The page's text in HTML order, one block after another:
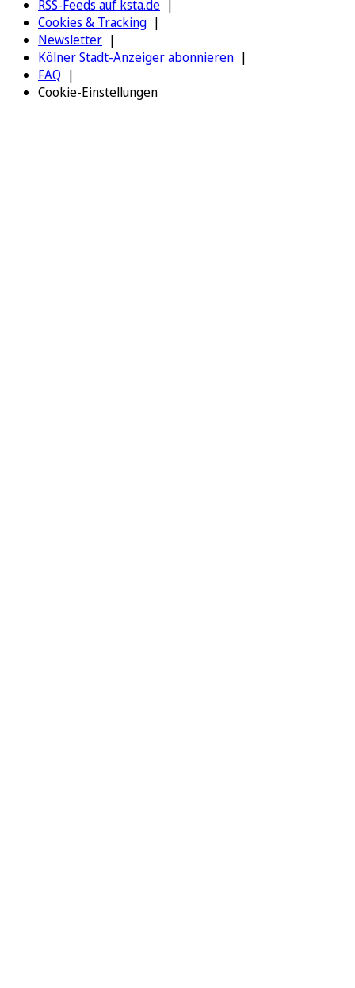
RSS-Feeds auf ksta.de
Cookies & Tracking
Newsletter
Kölner Stadt-Anzeiger abonnieren
FAQ
Cookie-Einstellungen